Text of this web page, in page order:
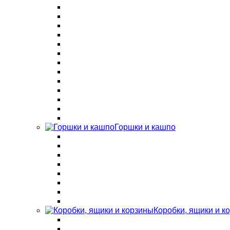
Горшки и кашпо
Коробки, ящики и